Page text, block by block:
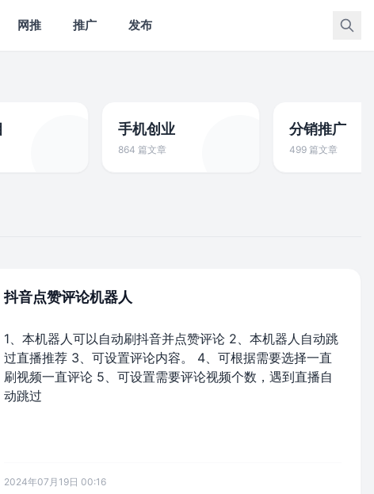
网推 推广 发布
手机创业
864 篇文章
分销推广
499 篇文章
抖音点赞评论机器人
1、本机器人可以自动刷抖音并点赞评论 2、本机器人自动跳
过直播推荐 3、可设置评论内容。 4、可根据需要选择一直
刷视频一直评论 5、可设置需要评论视频个数，遇到直播自
动跳过
2024年07月19日 00:16